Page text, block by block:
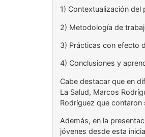
1) Contextualización del
2) Metodología de
3) Prácticas con efecto
4) Conclusiones y
Cabe destacar que en
La Salud, Marcos
Rodríguez que
Además, en la
jóvenes desde esta